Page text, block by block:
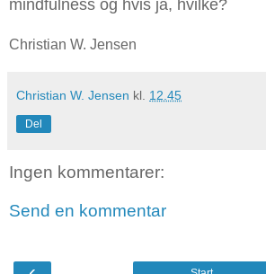
mindfulness og hvis ja, hvilke?
Christian W. Jensen
Christian W. Jensen kl. 12.45
Del
Ingen kommentarer:
Send en kommentar